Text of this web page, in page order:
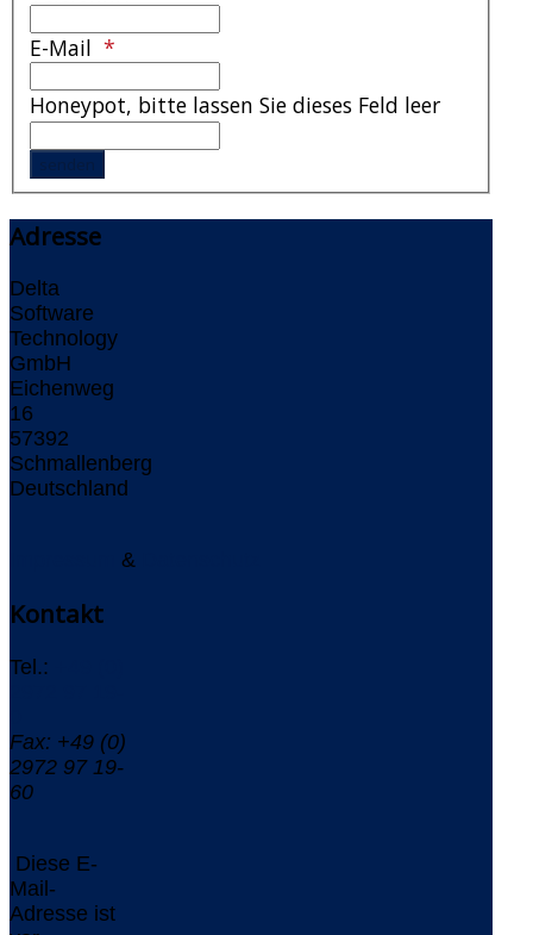
E-Mail
Honeypot, bitte lassen Sie dieses Feld leer
Adresse
Delta
Software
Technology
GmbH
Eichenweg
16
57392
Schmallenberg
Deutschland
&
Kontakt
Tel.:
Fax: +49 (0)
2972 97 19-
60
Diese E-
Mail-
Adresse ist